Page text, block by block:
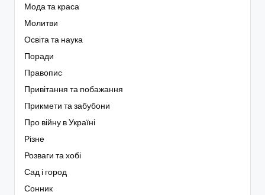
Мода та краса
Молитви
Освіта та наука
Поради
Правопис
Привітання та побажання
Прикмети та забубони
Про війну в Україні
Різне
Розваги та хобі
Сад і город
Сонник